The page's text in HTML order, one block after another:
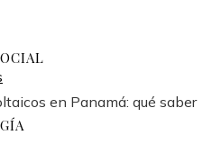
en Panamá: qué saber